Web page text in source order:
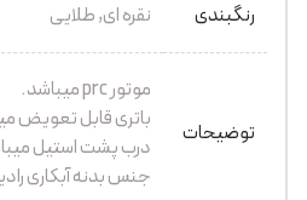
رنگبندی نقره ای, طلایی
توضیحات
موتور prc میباشد.
باتری قابل تعویض
درب پشت استیل
جنس بدنه آبکاری